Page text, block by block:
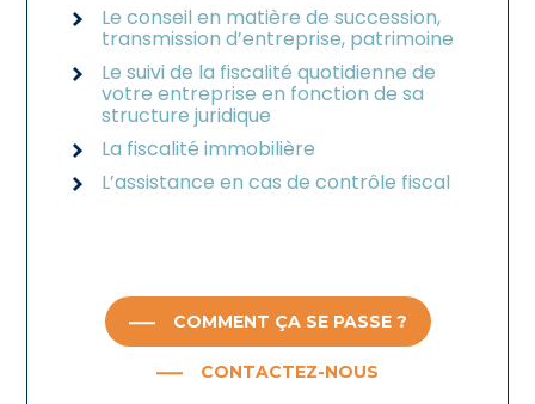
Le conseil en matière de succession,
transmission d’entreprise, patrimoine
Le suivi de la fiscalité quotidienne de
votre entreprise en fonction de sa
structure juridique
La fiscalité immobilière
L’assistance en cas de contrôle fiscal
COMMENT ÇA SE PASSE ?
CONTACTEZ-NOUS